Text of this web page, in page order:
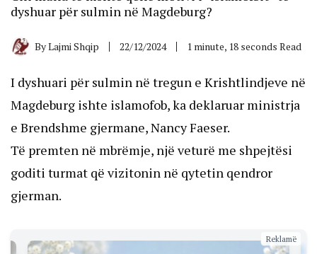
dyshuar për sulmin në Magdeburg?
ByLajmi Shqip 22/12/2024 1 minute, 18 seconds Read
I dyshuari për sulmin në tregun e Krishtlindjeve në
Magdeburg ishte islamofob, ka deklaruar ministrja
e Brendshme gjermane, Nancy Faeser.
Të premten në mbrëmje, një veturë me shpejtësi
goditi turmat që vizitonin në qytetin qendror
gjerman.
Reklamë